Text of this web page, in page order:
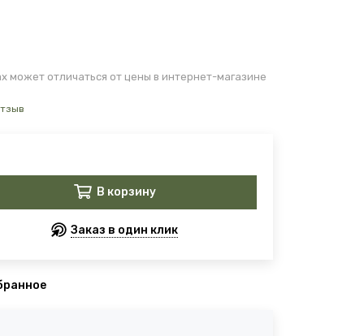
может отличаться от цены в интернет-магазине
В корзину
Заказ в один клик